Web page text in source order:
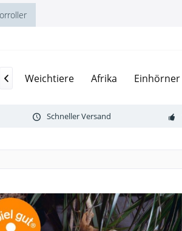
Weichtiere Afrika Einhörner

Schneller Versand